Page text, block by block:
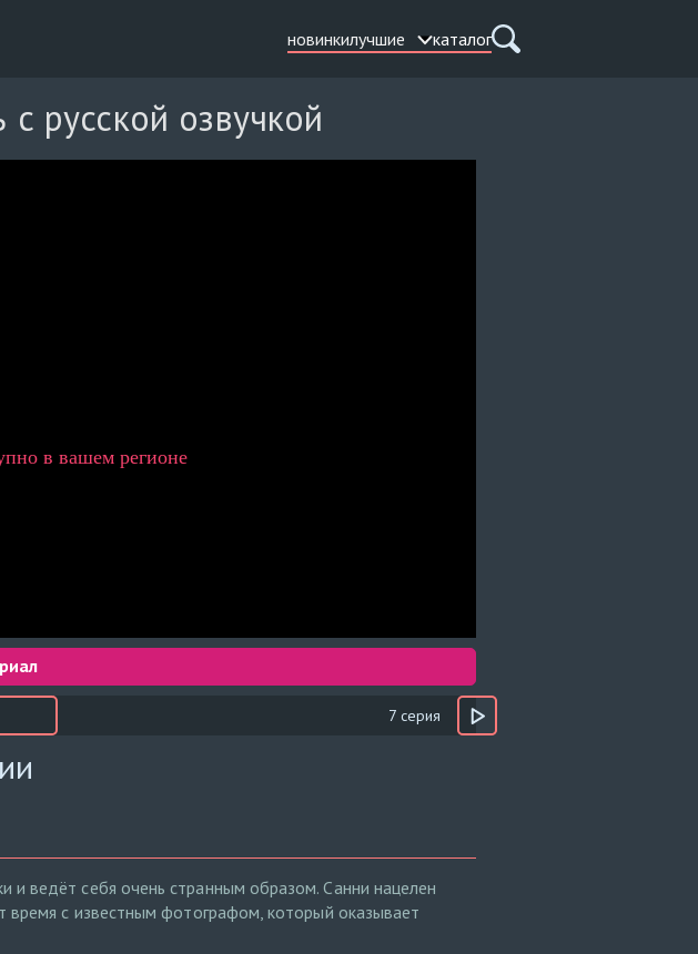
новинкилучшие каталог
русской озвучкой
7 серия
и ведёт себя очень странным образом. Санни нацелен
время с известным фотографом, который оказывает